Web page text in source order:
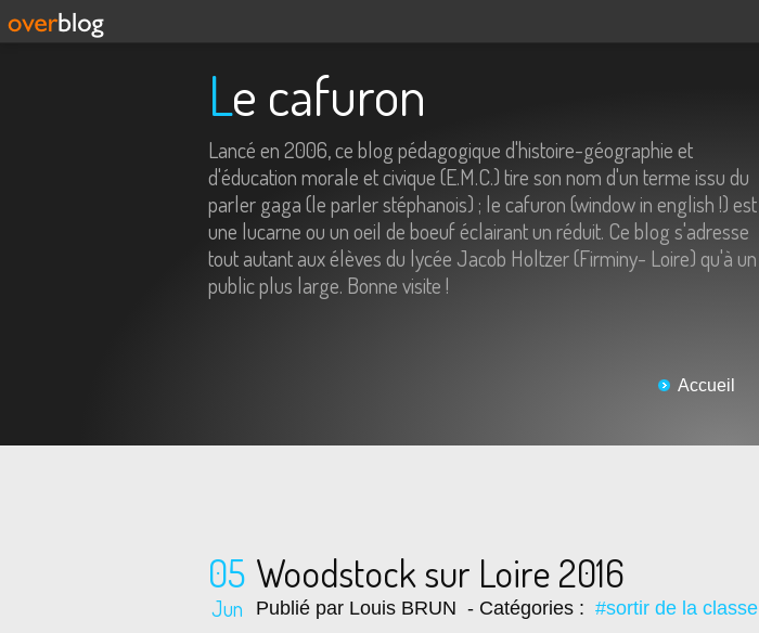
Le cafuron
Lancé en 2006, ce blog pédagogique d'histoire-géographie et
d'éducation morale et civique (E.M.C.) tire son nom d'un terme issu du
parler gaga (le parler stéphanois) ; le cafuron (window in english !) est
une lucarne ou un oeil de boeuf éclairant un réduit. Ce blog s'adresse
tout autant aux élèves du lycée Jacob Holtzer (Firminy- Loire) qu'à un
public plus large. Bonne visite !
Accueil
05
Jun
Woodstock sur Loire 2016
Publié par Louis BRUN - Catégories : #sortir de la classe